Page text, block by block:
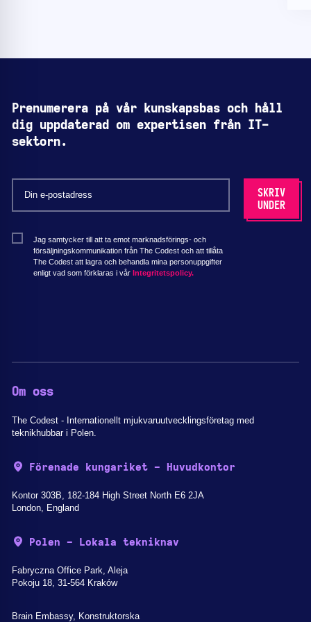
Prenumerera på vår kunskapsbas och håll
dig uppdaterad om expertisen från IT-
sektorn.
Jag samtycker till att ta emot marknadsförings- och
försäljningskommunikation från The Codest och att tillåta
The Codest att lagra och behandla mina personuppgifter
enligt vad som förklaras i vår Integritetspolicy.
Om oss
The Codest - Internationellt mjukvaruutvecklingsföretag med
teknikhubbar i Polen.
Förenade kungariket - Huvudkontor
Kontor 303B, 182-184 High Street North E6 2JA
London, England
Polen - Lokala tekniknav
Fabryczna Office Park, Aleja
Pokoju 18, 31-564 Kraków
Brain Embassy, Konstruktorska